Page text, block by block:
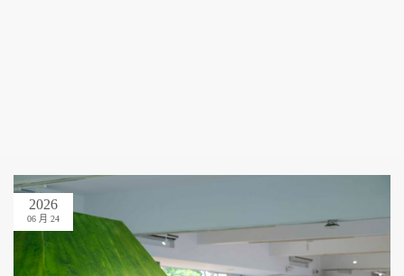
2026
06 月 24